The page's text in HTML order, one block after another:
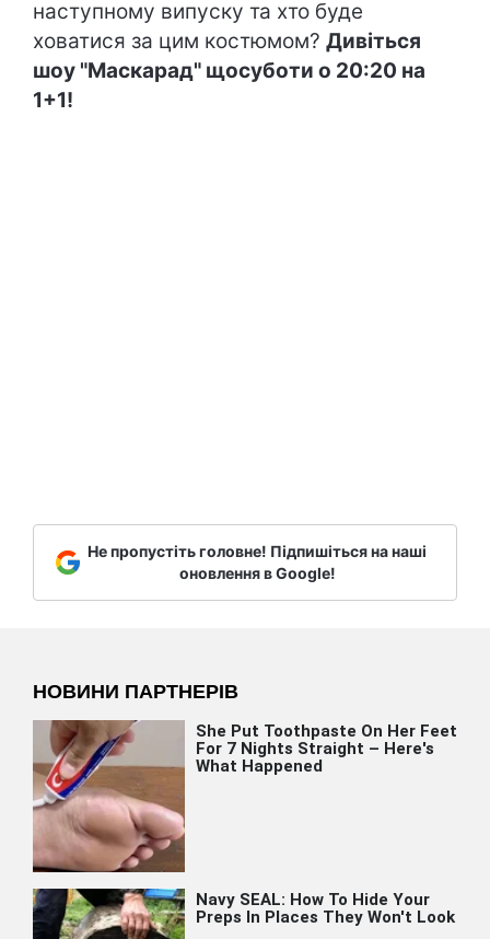
наступному випуску та хто буде
ховатися за цим костюмом? Дивіться
шоу "Маскарад" щосуботи о 20:20 на
1+1!
Не пропустіть головне! Підпишіться на наші
оновлення в Google!